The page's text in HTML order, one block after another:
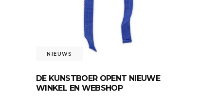
NIEUWS
DE KUNSTBOER OPENT NIEUWE
WINKEL EN WEBSHOP